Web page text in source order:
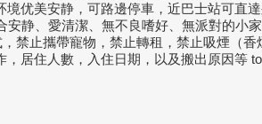
优美安静，可路邊停車，近巴士站可直
静、愛清潔、無不良嗜好、無派對的小
禁止攜帶寵物，禁止轉租，禁止吸煙（
居住人數，入住日期，以及搬出原因等